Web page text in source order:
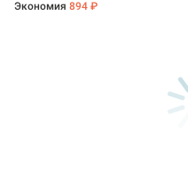
Экономия 894 ₽